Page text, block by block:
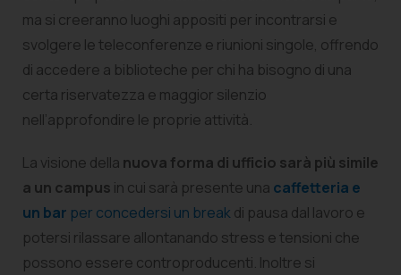
ma si creeranno luoghi appositi per incontrarsi e
svolgere le teleconferenze e riunioni singole, offrendo
di accedere a biblioteche per chi ha bisogno di una
certa riservatezza e maggior silenzio
nell’approfondire le proprie attività.
La visione della nuova forma di ufficio sarà più simile
a un campus in cui sarà presente una caffetteria e
un bar per concedersi un breakdi pausa dal lavoro e
potersi rilassare allontanando stress e tensioni che
possono essere controproducenti. Inoltre si